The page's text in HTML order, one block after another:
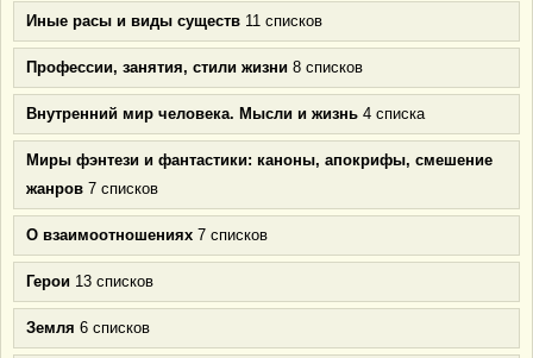
Иные расы и виды существ 11 списков
Профессии, занятия, стили жизни 8 списков
Внутренний мир человека. Мысли и жизнь 4 списка
Миры фэнтези и фантастики: каноны, апокрифы, смешение
жанров 7 списков
О взаимоотношениях 7 списков
Герои 13 списков
Земля 6 списков